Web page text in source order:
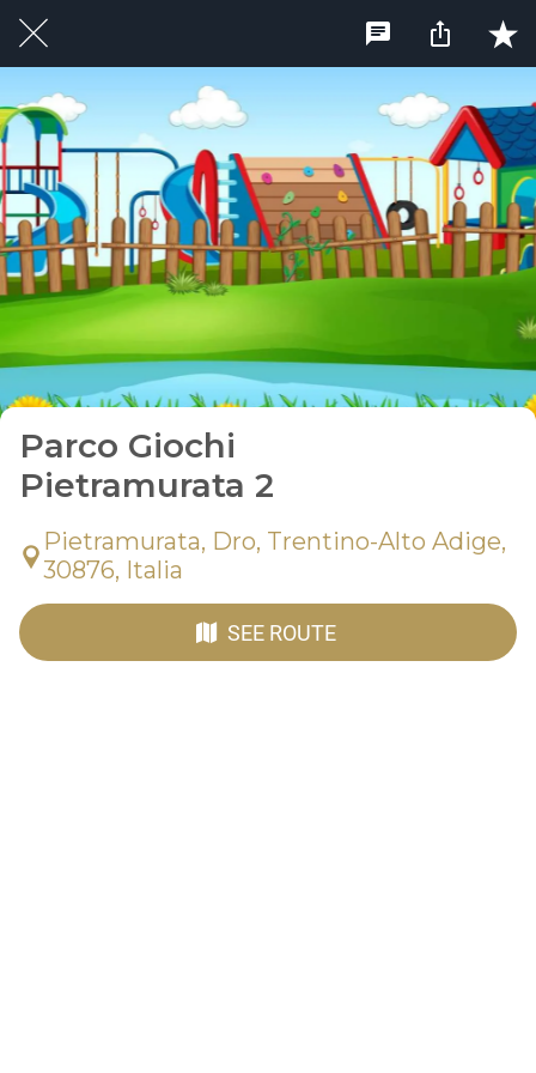
Parco Giochi
Pietramurata 2
Pietramurata, Dro, Trentino-Alto Adige,
30876, Italia
SEE ROUTE